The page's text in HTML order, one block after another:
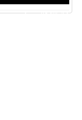
جار التحميل ...